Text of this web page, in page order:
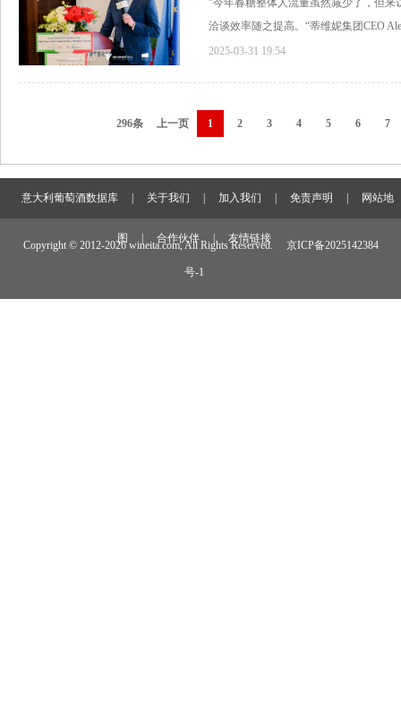
”今年春糖整体人流量虽然减少了，但
洽谈效率随之提高。“蒂维妮集团CEO
2025-03-31 19:54
296条 上一页 1 2 3 4 5 6 7
意大利葡萄酒数据库 关于我们 加入我们 免责声明 网站地
图 合作伙伴 友情链接
Copyright © 2012-2026 wineita.com, All Rights Reserved. 京ICP备2025142384
号-1